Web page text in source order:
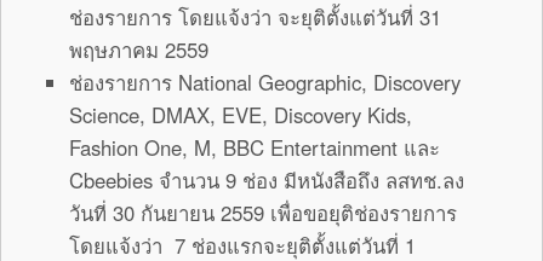
ช่องรายการ โดยแจ้งว่า จะยุติตั้งแต่วันที่ 31
พฤษภาคม 2559
ช่องรายการ National Geographic, Discovery
Science, DMAX, EVE, Discovery Kids,
Fashion One, M, BBC Entertainment และ
Cbeebies จำนวน 9 ช่อง มีหนังสือถึง ลสทช.ลง
วันที่ 30 กันยายน 2559 เพื่อขอยุติช่องรายการ
โดยแจ้งว่า 7 ช่องแรกจะยุติตั้งแต่วันที่ 1